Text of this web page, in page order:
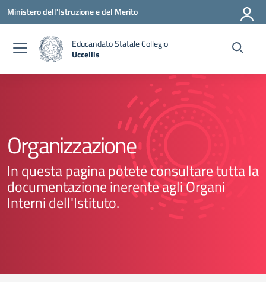
Vai ai contenuti
Vai al menu di navigazione
Vai al footer
Ministero dell'Istruzione e del Merito
Educandato Statale Collegio
Uccellis
Organizzazione
In questa pagina potete consultare tutta la
documentazione inerente agli Organi
Interni dell'Istituto.